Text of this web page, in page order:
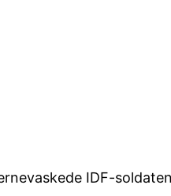
IDF-